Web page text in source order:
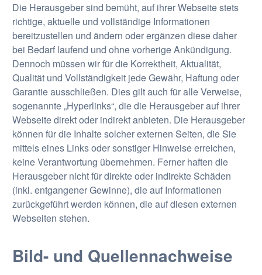
Die Herausgeber sind bemüht, auf ihrer Webseite stets
richtige, aktuelle und vollständige Informationen
bereitzustellen und ändern oder ergänzen diese daher
bei Bedarf laufend und ohne vorherige Ankündigung.
Dennoch müssen wir für die Korrektheit, Aktualität,
Qualität und Vollständigkeit jede Gewähr, Haftung oder
Garantie ausschließen. Dies gilt auch für alle Verweise,
sogenannte „Hyperlinks“, die die Herausgeber auf ihrer
Webseite direkt oder indirekt anbieten. Die Herausgeber
können für die Inhalte solcher externen Seiten, die Sie
mittels eines Links oder sonstiger Hinweise erreichen,
keine Verantwortung übernehmen. Ferner haften die
Herausgeber nicht für direkte oder indirekte Schäden
(inkl. entgangener Gewinne), die auf Informationen
zurückgeführt werden können, die auf diesen externen
Webseiten stehen.
Bild- und Quellennachweise